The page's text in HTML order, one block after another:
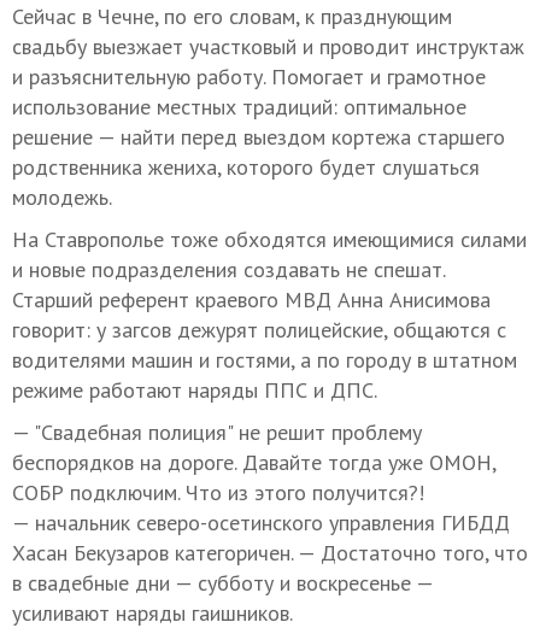
Сейчас в Чечне, по его словам, к празднующим
свадьбу выезжает участковый и проводит инструктаж
и разъяснительную работу. Помогает и грамотное
использование местных традиций: оптимальное
решение — найти перед выездом кортежа старшего
родственника жениха, которого будет слушаться
молодежь.
На Ставрополье тоже обходятся имеющимися силами
и новые подразделения создавать не спешат.
Старший референт краевого МВД Анна Анисимова
говорит: у загсов дежурят полицейские, общаются с
водителями машин и гостями, а по городу в штатном
режиме работают наряды ППС и ДПС.
— "Свадебная полиция" не решит проблему
беспорядков на дороге. Давайте тогда уже ОМОН,
СОБР подключим. Что из этого получится?!
— начальник северо-осетинского управления ГИБДД
Хасан Бекузаров категоричен. — Достаточно того, что
в свадебные дни — субботу и воскресенье —
усиливают наряды гаишников.